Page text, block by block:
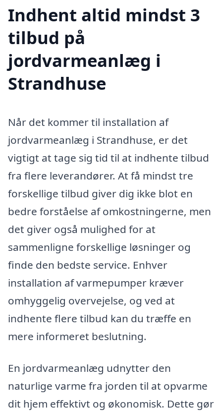
Indhent altid mindst 3
tilbud på
jordvarmeanlæg i
Strandhuse
Når det kommer til installation af
jordvarmeanlæg i Strandhuse, er det
vigtigt at tage sig tid til at indhente tilbud
fra flere leverandører. At få mindst tre
forskellige tilbud giver dig ikke blot en
bedre forståelse af omkostningerne, men
det giver også mulighed for at
sammenligne forskellige løsninger og
finde den bedste service. Enhver
installation af varmepumper kræver
omhyggelig overvejelse, og ved at
indhente flere tilbud kan du træffe en
mere informeret beslutning.
En jordvarmeanlæg udnytter den
naturlige varme fra jorden til at opvarme
dit hjem effektivt og økonomisk. Dette gør